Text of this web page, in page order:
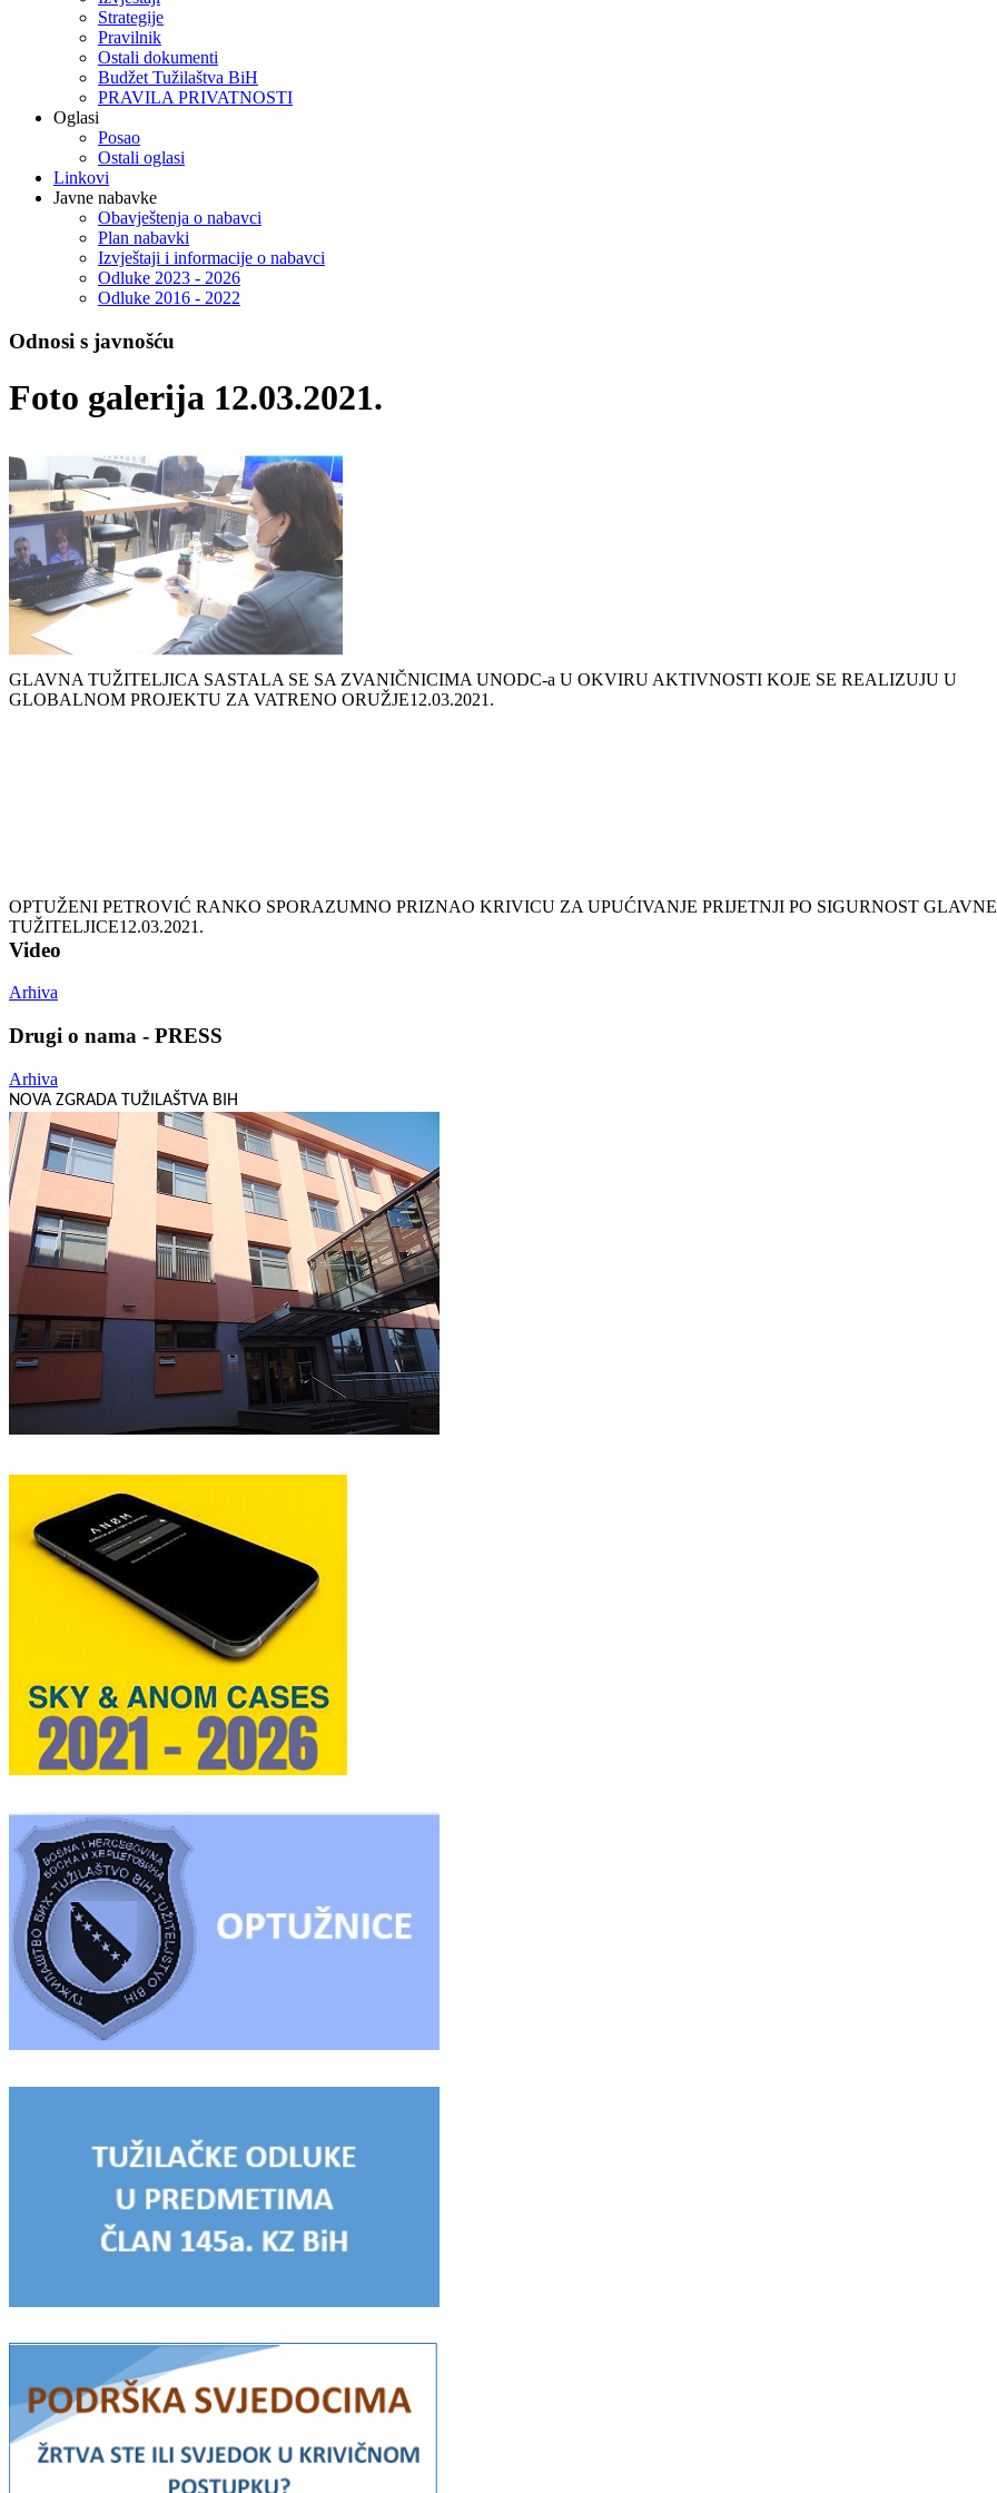
Strategije
Pravilnik
Ostali dokumenti
Budžet Tužilaštva BiH
PRAVILA PRIVATNOSTI
Oglasi
Posao
Ostali oglasi
Linkovi
Javne nabavke
Obavještenja o nabavci
Plan nabavki
Izvještaji i informacije o nabavci
Odluke 2023 - 2026
Odluke 2016 - 2022
Odnosi s javnošću
Foto galerija 12.03.2021.
GLAVNA TUŽITELJICA SASTALA SE SA ZVANIČNICIMA UNODC-a U OKVIRU AKTIVNOSTI KOJE SE REALIZUJU U
GLOBALNOM PROJEKTU ZA VATRENO ORUŽJE12.03.2021.
OPTUŽENI PETROVIĆ RANKO SPORAZUMNO PRIZNAO KRIVICU ZA UPUĆIVANJE PRIJETNJI PO SIGURNOST GLAVNE
TUŽITELJICE12.03.2021.
Video
Arhiva
Drugi o nama - PRESS
Arhiva
NOVA ZGRADA TUŽILAŠTVA BIH